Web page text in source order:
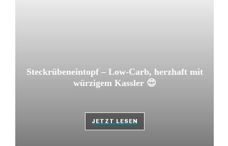
Steckrübeneintopf – Low-Carb, herzhaft mit
würzigem Kassler 😍
JETZT LESEN